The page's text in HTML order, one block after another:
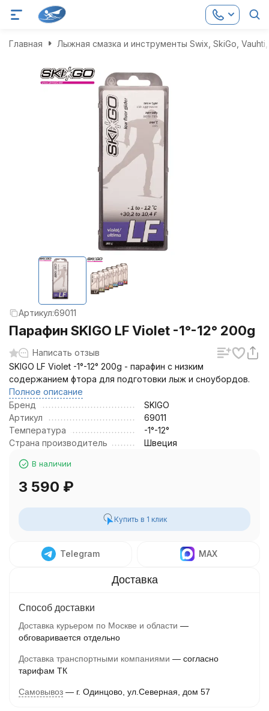
Главная Лыжная смазка и инструменты Swix, SkiGo,
Артикул:69011
Парафин SKIGO LF Violet -1°-12° 200g
Написать отзыв
SKIGO LF Violet -1°-12° 200g - парафин с низким
содержанием фтора для подготовки лыж и сноубордов.
Полное описание
Бренд
SKIGO
Артикул
69011
Температура
-1°-12°
Страна производитель
Швеция
В наличии
3 590 ₽
Купить в 1 клик
Telegram MAX
Способ доставки
Доставка курьером по Москве и области
обговаривается отдельно
Доставка транспортными компаниями
согласно
тарифам ТК
Самовывоз г. Одинцово, ул.Северная, дом 57